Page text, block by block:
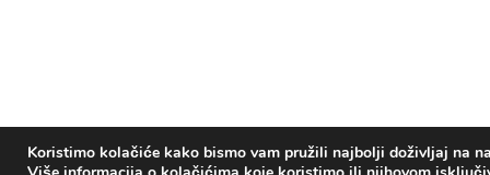
Koristimo kolačiće kako bismo vam pružili najbolji doživljaj na